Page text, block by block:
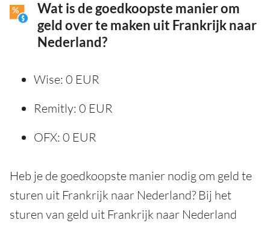
Wat is de goedkoopste manier om
geld over te maken uit Frankrijk naar
Nederland?
Wise: 0 EUR
Remitly: 0 EUR
OFX: 0 EUR
Heb je de goedkoopste manier nodig om geld te
sturen uit Frankrijk naar Nederland? Bij het
sturen van geld uit Frankrijk naar Nederland